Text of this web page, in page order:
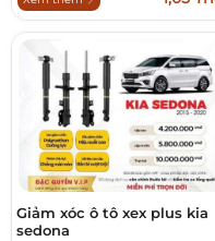
Giảm xóc ô tô xex plus kia
sedona